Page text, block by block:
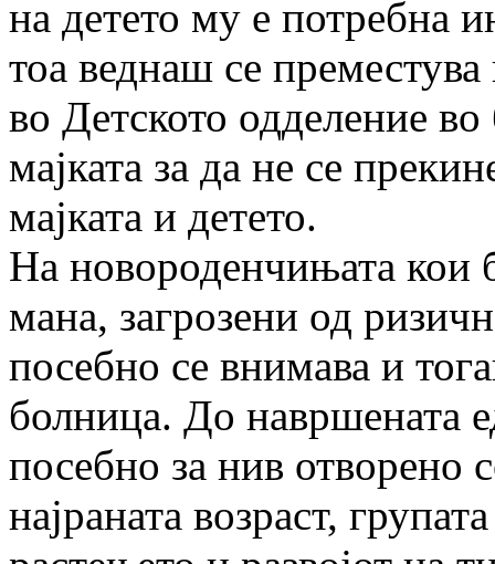
на детето му е потребна
тоа веднаш се преместува
во Детското одделение
мајката за да не се
мајката и детето.
На новороденчињата кои
мана, загрозени од
посебно се внимава и
болница. До навршената
посебно за нив отворено
најраната возраст,